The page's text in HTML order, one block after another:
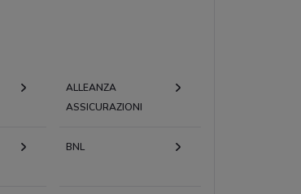
ALLEANZA
ASSICURAZIONI
BNL